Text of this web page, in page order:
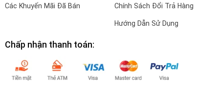
Các Khuyến Mãi Đã Bán Chính Sách Đổi Trả Hàng
Hướng Dẫn Sử Dụng
Chấp nhận thanh toán: